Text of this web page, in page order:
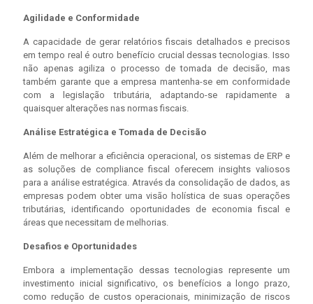
Agilidade e Conformidade
A capacidade de gerar relatórios fiscais detalhados e precisos
em tempo real é outro benefício crucial dessas tecnologias. Isso
não apenas agiliza o processo de tomada de decisão, mas
também garante que a empresa mantenha-se em conformidade
com a legislação tributária, adaptando-se rapidamente a
quaisquer alterações nas normas fiscais.
Análise Estratégica e Tomada de Decisão
Além de melhorar a eficiência operacional, os sistemas de ERP e
as soluções de compliance fiscal oferecem insights valiosos
para a análise estratégica. Através da consolidação de dados, as
empresas podem obter uma visão holística de suas operações
tributárias, identificando oportunidades de economia fiscal e
áreas que necessitam de melhorias.
Desafios e Oportunidades
Embora a implementação dessas tecnologias represente um
investimento inicial significativo, os benefícios a longo prazo,
como redução de custos operacionais, minimização de riscos